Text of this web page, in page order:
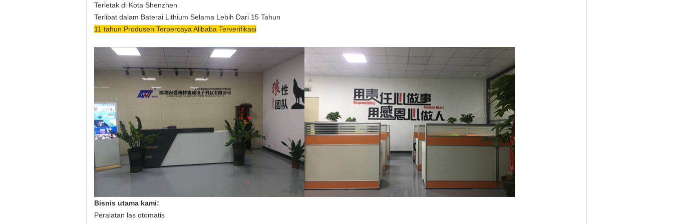
Terletak di Kota Shenzhen
Terlibat dalam Baterai Lithium Selama Lebih Dari 15 Tahun
11 tahun Produsen Terpercaya Alibaba Terverifikasi
Bisnis utama kami:
Peralatan las otomatis